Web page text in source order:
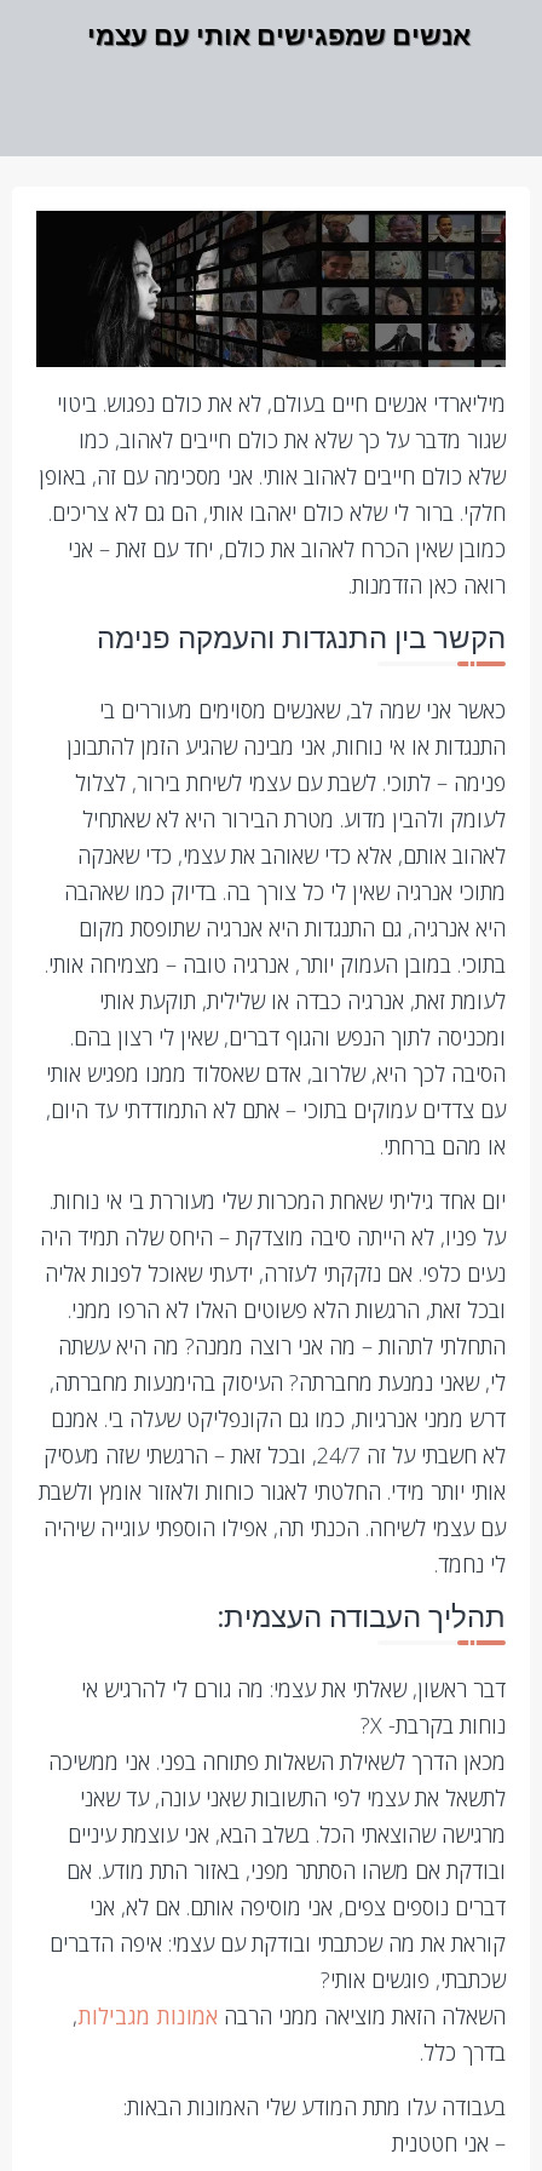
אנשים שמפגישים אותי עם עצמי
מיליארדי אנשים חיים בעולם, לא את כולם נפגוש. ביטוי
שגור מדבר על כך שלא את כולם חייבים לאהוב, כמו
שלא כולם חייבים לאהוב אותי. אני מסכימה עם זה, באופן
חלקי. ברור לי שלא כולם יאהבו אותי, הם גם לא צריכים.
כמובן שאין הכרח לאהוב את כולם, יחד עם זאת – אני
רואה כאן הזדמנות.
הקשר בין התנגדות והעמקה פנימה
כאשר אני שמה לב, שאנשים מסוימים מעוררים בי
התנגדות או אי נוחות, אני מבינה שהגיע הזמן להתבונן
פנימה – לתוכי. לשבת עם עצמי לשיחת בירור, לצלול
לעומק ולהבין מדוע. מטרת הבירור היא לא שאתחיל
לאהוב אותם, אלא כדי שאוהב את עצמי, כדי שאנקה
מתוכי אנרגיה שאין לי כל צורך בה. בדיוק כמו שאהבה
היא אנרגיה, גם התנגדות היא אנרגיה שתופסת מקום
בתוכי. במובן העמוק יותר, אנרגיה טובה – מצמיחה אותי.
לעומת זאת, אנרגיה כבדה או שלילית, תוקעת אותי
ומכניסה לתוך הנפש והגוף דברים, שאין לי רצון בהם.
הסיבה לכך היא, שלרוב, אדם שאסלוד ממנו מפגיש אותי
עם צדדים עמוקים בתוכי – אתם לא התמודדתי עד היום,
או מהם ברחתי.
יום אחד גיליתי שאחת המכרות שלי מעוררת בי אי נוחות.
על פניו, לא הייתה סיבה מוצדקת – היחס שלה תמיד היה
נעים כלפי. אם נזקקתי לעזרה, ידעתי שאוכל לפנות אליה
ובכל זאת, הרגשות הלא פשוטים האלו לא הרפו ממני.
התחלתי לתהות – מה אני רוצה ממנה? מה היא עשתה
לי, שאני נמנעת מחברתה? העיסוק בהימנעות מחברתה,
דרש ממני אנרגיות, כמו גם הקונפליקט שעלה בי. אמנם
לא חשבתי על זה 24/7, ובכל זאת – הרגשתי שזה מעסיק
אותי יותר מידי. החלטתי לאגור כוחות ולאזור אומץ ולשבת
עם עצמי לשיחה. הכנתי תה, אפילו הוספתי עוגייה שיהיה
לי נחמד.
תהליך העבודה העצמית:
דבר ראשון, שאלתי את עצמי: מה גורם לי להרגיש אי
נוחות בקרבת- X?
מכאן הדרך לשאילת השאלות פתוחה בפני. אני ממשיכה
לתשאל את עצמי לפי התשובות שאני עונה, עד שאני
מרגישה שהוצאתי הכל. בשלב הבא, אני עוצמת עיניים
ובודקת אם משהו הסתתר מפני, באזור התת מודע. אם
דברים נוספים צפים, אני מוסיפה אותם. אם לא, אני
קוראת את מה שכתבתי ובודקת עם עצמי: איפה הדברים
שכתבתי, פוגשים אותי?
השאלה הזאת מוציאה ממני הרבה אמונות מגבילות,
בדרך כלל.
בעבודה עלו מתת המודע שלי האמונות הבאות:
– אני חטטנית